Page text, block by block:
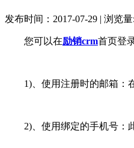
发布时间：2017-07-29 | 浏览量
您可以在励销crm首页登
1)、使用注册时的邮箱：在
2)、使用绑定的手机号：此